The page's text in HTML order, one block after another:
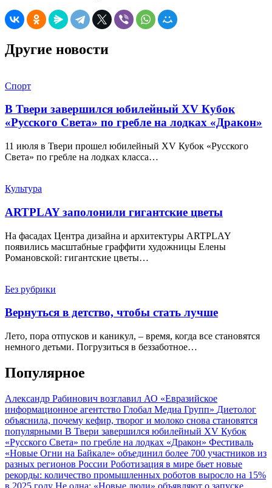
Другие новости
Спорт
В Твери завершился юбилейный XV Кубок
«Русского Света» по гребле на лодках «Дракон»
11 июля в Твери прошел юбилейный XV Кубок «Русского
Света» по гребле на лодках класса…
Культура
ARTPLAY заполонили гигантские цветы
На фасадах Центра дизайна и архитектуры ARTPLAY
появились масштабные граффити художницы Елены
Романовской: гигантские цветы…
Без рубрики
Вернуться в детство, чтобы стать лучше
Лето, пора отпусков и каникул, – время, когда все становятся
немного детьми. Погрузиться в беззаботное…
Популярное
Александр Рабинович возглавил АО «Евразийское
информационное агентство Глобал Медиа Групп» Диетолог
объяснила, почему кефир, творог и молоко снова становятся
популярными В Твери завершился юбилейный XV Кубок
«Русского Света» по гребле на лодках «Дракон» Фестиваль
«Новые Огни на Байкале» объединил более 700 участников из
разных регионов России Роботизация в мире бьет новые
рекорды: количество промышленных роботов выросло на 15%
в 2025 году Не одна: «Новые люди» объявляют о запуске